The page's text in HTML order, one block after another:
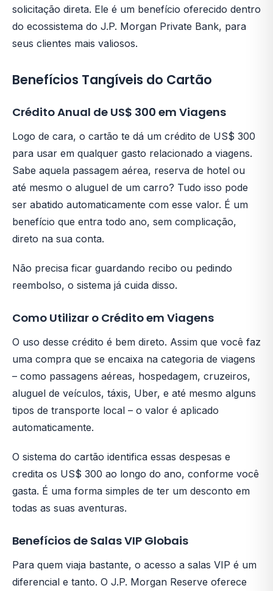
solicitação direta. Ele é um benefício oferecido dentro
do ecossistema do J.P. Morgan Private Bank, para
seus clientes mais valiosos.
Benefícios Tangíveis do Cartão
Crédito Anual de US$ 300 em Viagens
Logo de cara, o cartão te dá um crédito de US$ 300
para usar em qualquer gasto relacionado a viagens.
Sabe aquela passagem aérea, reserva de hotel ou
até mesmo o aluguel de um carro? Tudo isso pode
ser abatido automaticamente com esse valor. É um
benefício que entra todo ano, sem complicação,
direto na sua conta.
Não precisa ficar guardando recibo ou pedindo
reembolso, o sistema já cuida disso.
Como Utilizar o Crédito em Viagens
O uso desse crédito é bem direto. Assim que você faz
uma compra que se encaixa na categoria de viagens
– como passagens aéreas, hospedagem, cruzeiros,
aluguel de veículos, táxis, Uber, e até mesmo alguns
tipos de transporte local – o valor é aplicado
automaticamente.
O sistema do cartão identifica essas despesas e
credita os US$ 300 ao longo do ano, conforme você
gasta. É uma forma simples de ter um desconto em
todas as suas aventuras.
Benefícios de Salas VIP Globais
Para quem viaja bastante, o acesso a salas VIP é um
diferencial e tanto. O J.P. Morgan Reserve oferece